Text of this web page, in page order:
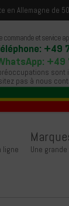
en Allemagne de
commande et service
+49
sont
pas à nous
ligne Une